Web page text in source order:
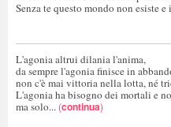
Senza te questo mondo non esiste
L'agonia altrui dilania l'anima,
da sempre l'agonia finisce in
non c'è mai vittoria nella lotta, né
L'agonia ha bisogno dei mortali e
ma solo... (continua)